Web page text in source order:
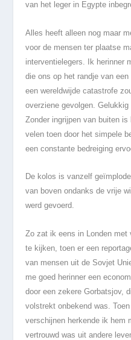
van het leger in Egypte
Alles heeft alleen nog maar
voor de mensen ter plaatse
interventielegers. Ik herinner
die ons op het randje van
een wereldwijde catastrofe
overziene gevolgen.
Zonder ingrijpen van buiten
velen toen door het simpele
een constante bedreiging
De kolos is vanzelf
van boven ondanks de vrije
werd gevoerd.
Zo zat ik eens in Londen met
te kijken, toen er een
van mensen uit de Sovjet
me goed herinner een
door een zekere Gorbatsjov,
volstrekt onbekend was.
verschijnen herkende ik hem
vertrouwd was uit andere